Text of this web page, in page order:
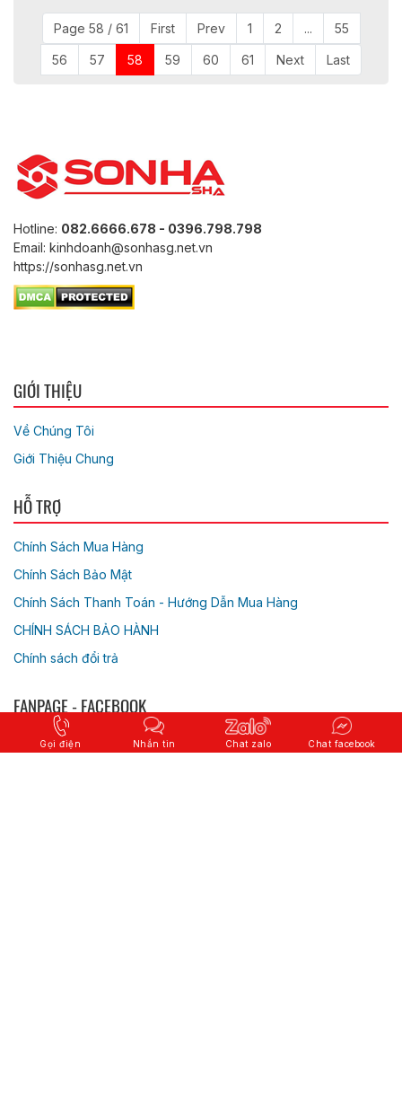
Page 58 / 61 First Prev 1 2 ... 55
56 57 58 59 60 61 Next Last
Hotline: 082.6666.678 - 0396.798.798
Email: kinhdoanh@sonhasg.net.vn
https://sonhasg.net.vn
GIỚI THIỆU
Về Chúng Tôi
Giới Thiệu Chung
HỖ TRỢ
Chính Sách Mua Hàng
Chính Sách Bảo Mật
Chính Sách Thanh Toán - Hướng Dẫn Mua Hàng
CHÍNH SÁCH BẢO HÀNH
Chính sách đổi trả
FANPAGE - FACEBOOK
Gọi điện Nhắn tin Chat zalo Chat facebook